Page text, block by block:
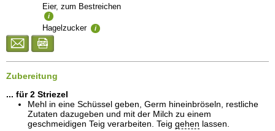
Eier, zum Bestreichen
i
Hagelzucker i
Zubereitung
... für 2 Striezel
Mehl in eine Schüssel geben, Germ hineinbröseln, restliche
Zutaten dazugeben und mit der Milch zu einem
geschmeidigen Teig verarbeiten. Teig gehen lassen.